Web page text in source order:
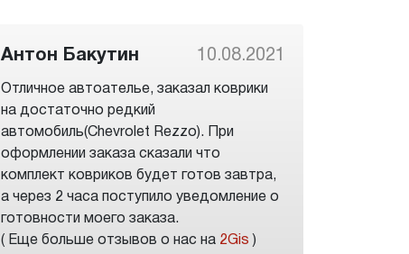
Антон Бакутин 10.08.2021
Отличное автоателье, заказал коврики
на достаточно редкий
автомобиль(Chevrolet Rezzo). При
оформлении заказа сказали что
комплект ковриков будет готов завтра,
а через 2 часа поступило уведомление о
готовности моего заказа.
( Еще больше отзывов о нас на 2Gis )